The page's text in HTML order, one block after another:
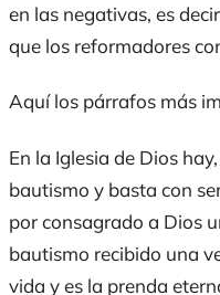
en las negativas, es
que los reformadores
Aquí los párrafos más
En la Iglesia de Dios
bautismo y basta con
por consagrado a Dios
bautismo recibido una
vida y es la prenda